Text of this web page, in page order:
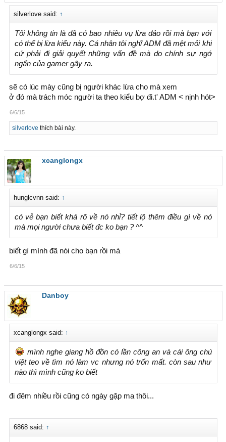
silverlove said: ↑
Tôi không tin là đã có bao nhiêu vụ lừa đảo rồi mà bạn với
có thể bị lừa kiểu này. Cá nhân tôi nghĩ ADM đã mệt mỏi khi
cứ phải đi giải quyết những vấn đề mà do chính sự ngớ
ngẩn của gamer gây ra.
sẽ có lúc mày cũng bị người khác lừa cho mà xem
ở đó mà trách móc người ta theo kiểu bợ đi.t' ADM < nịnh hót>
6/6/15
silverlove thích bài này.
xcanglongx
hunglcvnn said: ↑
có vẻ bạn biết khá rõ về nó nhỉ? tiết lộ thêm điều gì về nó
mà mọi người chưa biết đc ko bạn ? ^^
biết gì mình đã nói cho bạn rồi mà
6/6/15
Danboy
xcanglongx said: ↑
mình nghe giang hồ đồn có lần công an và cái ông chú
việt teo về tìm nó làm vc nhưng nó trốn mất. còn sau như
nào thì mình cũng ko biết
đi đêm nhiều rồi cũng có ngày gặp ma thôi...
6868 said: ↑